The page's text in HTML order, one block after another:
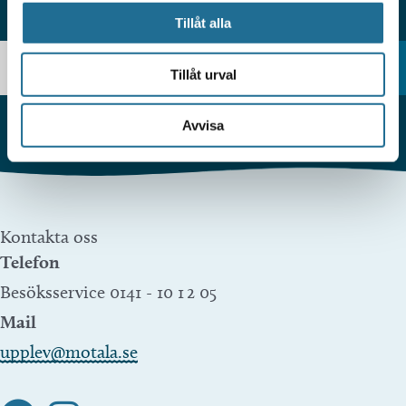
Tillåt alla
Tillåt urval
Avvisa
HITTAR DU INTE VAD DU SÖKER?
Kontakta oss
Telefon
Besöksservice 0141 - 10 1 2 05
Mail
upplev@motala.se